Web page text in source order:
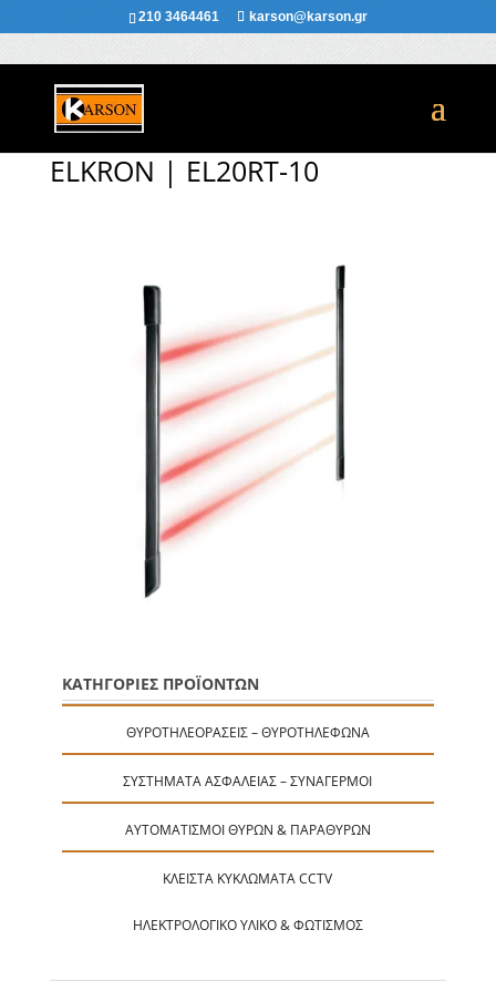
210 3464461 karson@karson.gr
ELKRON | EL20RT-10
ΚΑΤΗΓΟΡΙΕΣ ΠΡΟΪΟΝΤΩΝ
ΘΥΡΟΤΗΛΕΟΡΆΣΕΙΣ – ΘΥΡΟΤΗΛΈΦΩΝΑ
ΣΥΣΤΉΜΑΤΑ ΑΣΦΑΛΕΊΑΣ – ΣΥΝΑΓΕΡΜΟΊ
ΑΥΤΟΜΑΤΙΣΜΟΊ ΘΥΡΏΝ & ΠΑΡΑΘΎΡΩΝ
ΚΛΕΙΣΤΆ ΚΥΚΛΏΜΑΤΑ CCTV
ΗΛΕΚΤΡΟΛΟΓΙΚΌ ΥΛΙΚΌ & ΦΩΤΙΣΜΌΣ